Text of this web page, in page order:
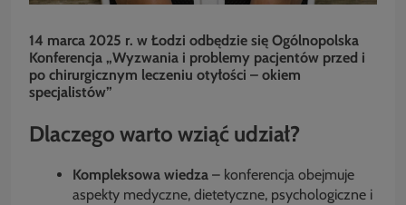
14 marca 2025 r. w Łodzi odbędzie się Ogólnopolska
Konferencja „Wyzwania i problemy pacjentów przed i
po chirurgicznym leczeniu otyłości – okiem
specjalistów”
Dlaczego warto wziąć udział?
Kompleksowa wiedza – konferencja obejmuje
aspekty medyczne, dietetyczne, psychologiczne i